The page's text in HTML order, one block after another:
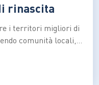
rinascita
i territori migliori di
comunità locali,
delle identità
opportunità